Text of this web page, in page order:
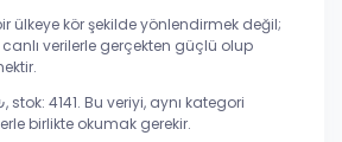
ülkeye kör şekilde yönlendirmek değil;
verilerle gerçekten güçlü olup
stok: 4141. Bu veriyi, aynı kategori
birlikte okumak gerekir.